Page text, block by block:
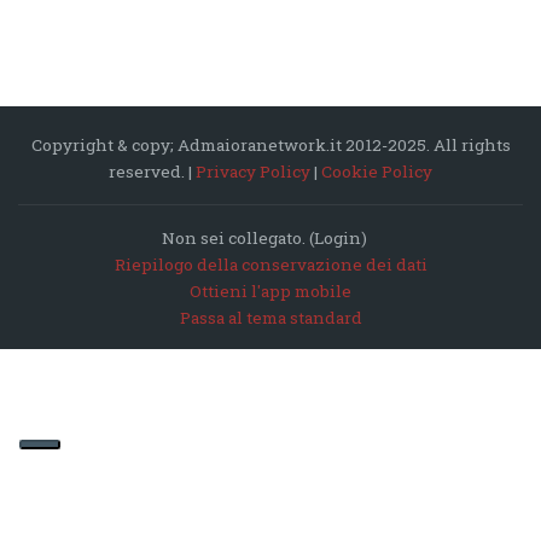
Copyright & copy; Admaioranetwork.it 2012-2025. All rights
reserved. | Privacy Policy| Cookie Policy
Non sei collegato. (Login)
Riepilogo della conservazione dei dati
Ottieni l'app mobile
Passa al tema standard